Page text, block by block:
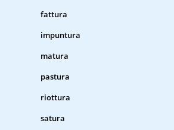
fattura
impuntura
matura
pastura
riottura
satura